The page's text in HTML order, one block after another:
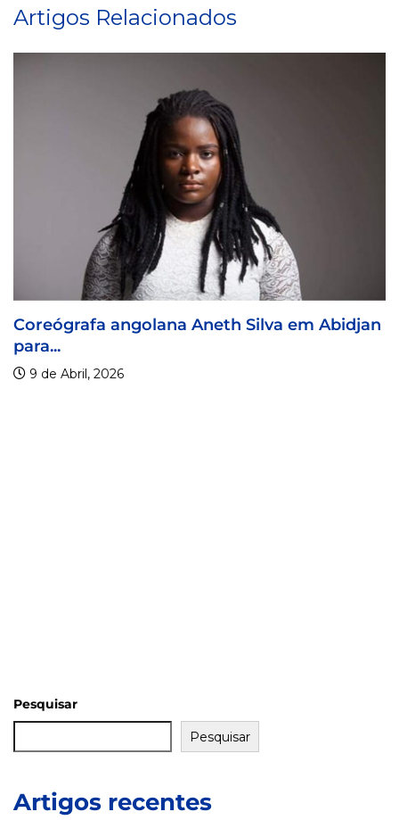
Artigos Relacionados
Silva em Abidjan Visa For Music 2026
Pesquisar
Pesquisar
Artigos recentes